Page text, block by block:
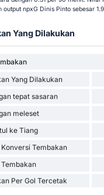
output npxG Dinis Pinto sebesar
Yang Dilakukan
Yang Dilakukan
tepat sasaran
meleset
ke Tiang
Tembakan
Per Gol Tercetak